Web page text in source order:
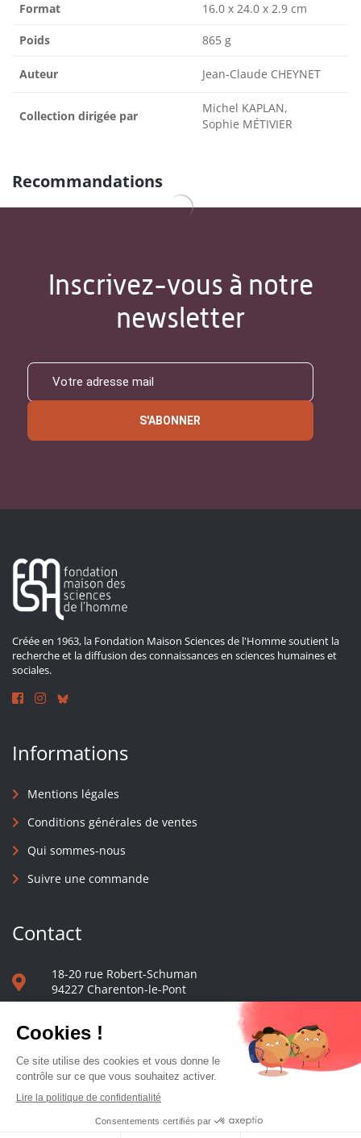
Format 16.0 x 24.0 x 2.9 cm
Poids 865 g
Auteur Jean-Claude CHEYNET
Collection dirigée par
Michel KAPLAN,
Sophie MÉTIVIER
Recommandations
Inscrivez-vous à notre
newsletter
S'ABONNER
Créée en 1963, la Fondation Maison Sciences de l'Homme soutient la
recherche et la diffusion des connaissances en sciences humaines et
sociales.
Informations
Mentions légales
Conditions générales de ventes
Qui sommes-nous
Suivre une commande
Contact
18-20 rue Robert-Schuman
94227 Charenton-le-Pont